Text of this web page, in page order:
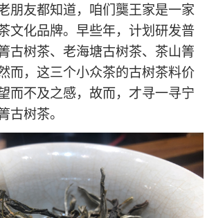
朋友都知道，咱们龑王家是一家
文化品牌。早些年，计划研发普
古树茶、老海塘古树茶、茶山箐
而，这三个小众茶的古树茶料价
而不及之感，故而，才寻一寻宁
古树茶。